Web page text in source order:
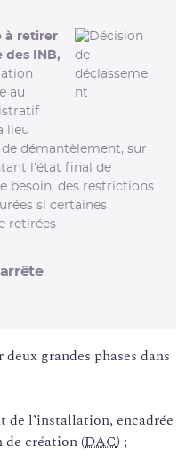
à retirer
des INB,
au
lieu
démantèlement, sur
l’état final de
besoin, des restrictions
si certaines
retirées
grandes phases dans
de l’installation, encadrée
de création (DAC) ;